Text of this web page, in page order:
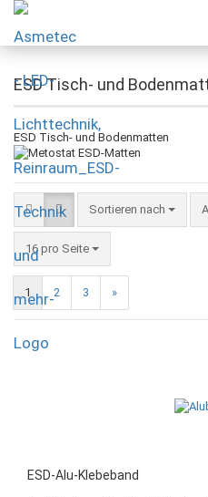
ESD Tisch- und
ESD Tisch- und Bodenmatten
Sortieren nach
16 pro Seite
1 2 3 »
ESD-Alu-Klebeband